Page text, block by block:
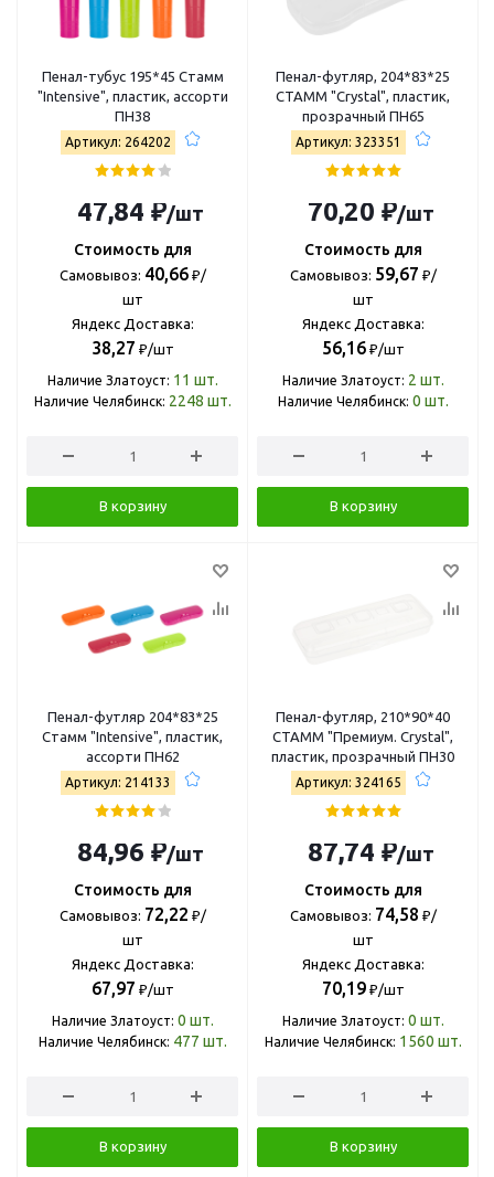
Пенал-тубус 195*45 Стамм
"Intensive", пластик, ассорти
ПН38
Артикул: 264202
47,84 ₽/шт
Стоимость для
Самовывоз: 40,66₽/
шт
Яндекс Доставка:
38,27 ₽/шт
Наличие Златоуст: 11 шт.
Наличие Челябинск: 2248 шт.
В корзину
Пенал-футляр, 204*83*25
СТАММ "Crystal", пластик,
прозрачный ПН65
Артикул: 323351
70,20 ₽/шт
Стоимость для
Самовывоз: 59,67 ₽/
шт
Яндекс Доставка:
56,16₽/шт
Наличие Златоуст: 2 шт.
Наличие Челябинск: 0 шт.
В корзину
Пенал-футляр 204*83*25
Стамм "Intensive", пластик,
ассорти ПН62
Артикул: 214133
84,96 ₽/шт
Стоимость для
Самовывоз: 72,22 ₽/
шт
Яндекс Доставка:
67,97 ₽/шт
Наличие Златоуст: 0 шт.
Наличие Челябинск: 477 шт.
В корзину
Пенал-футляр, 210*90*40
СТАММ "Премиум. Crystal",
пластик, прозрачный ПН30
Артикул: 324165
87,74 ₽/шт
Стоимость для
Самовывоз: 74,58 ₽/
шт
Яндекс Доставка:
70,19₽/шт
Наличие Златоуст: 0 шт.
Наличие Челябинск: 1560 шт.
В корзину